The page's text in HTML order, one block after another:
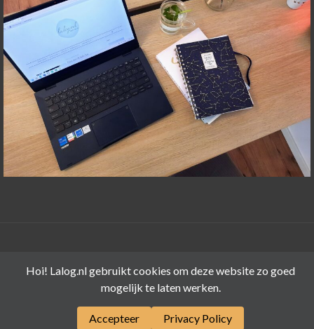
Hoi! Lalog.nl gebruikt cookies om deze website zo goed
mogelijk te laten werken.
Accepteer Privacy Policy